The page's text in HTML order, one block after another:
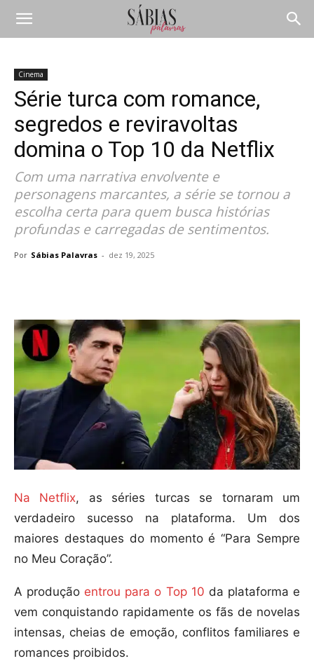
Cinema
Série turca com romance,
segredos e reviravoltas
domina o Top 10 da Netflix
Com uma narrativa envolvente e
personagens marcantes, a série se tornou a
escolha certa para quem busca histórias
profundas e carregadas de sentimentos.
Por Sábias Palavras - dez 19, 2025
Na Netflix, as séries turcas se tornaram um
verdadeiro sucesso na plataforma. Um dos
maiores destaques do momento é “Para Sempre
no Meu Coração”.
A produção entrou para o Top 10 da plataforma e
vem conquistando rapidamente os fãs de novelas
intensas, cheias de emoção, conflitos familiares e
romances proibidos.